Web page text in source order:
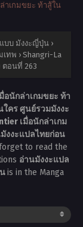
าเกมขยะ ท้าสู้ใน
บบ มังงะญี่ปุ่น ›
เทพ › Shangri-La
ตอนที่ 263
อนักล่าเกมขยะ ท้า
คร ศูนย์รวมมังงะ
เมื่อนักล่าเกม
งงะแปลไทยก่อน
to read the
อ่านมังงะแปล
is in the Manga